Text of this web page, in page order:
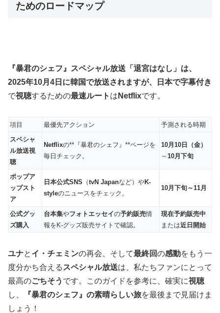
ためのロードマップ
『暴君のシェフ』スペシャル放送「退宮はなし」は、
2025年10月4日に韓国で放送されますが、日本で字幕付き
で視聴するための最速ルート は Netflixです。
項目 最優先アクション
予測される時期
スペシャ
ル放送視
聴
Netflixの**『暴君のシェフ』**ページを
毎日チェック。
10月10日（金）
～ 10月下旬
ポップア
ップスト
ア
日本公式SNS （tvN Japanなど）やK-
styleのニュースをチェック。
10月下旬～11月
公式グッ
ズ購入
台本集やフォトエッセイの予約販売情
報をK-グッズ販売サイトで確認。
現在予約販売中
または近日開始
ユナと イ・チェミンの再会、そして最終回の感動をもう一
度分かち合える スペシャル放送は、私たちファンにとって
最高のごちそう です。このガイドを参考に、確実に視聴
し、
『暴君のシェフ』の素晴らしい旅を最後まで見届けま
しょう！